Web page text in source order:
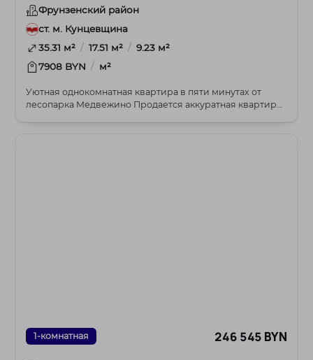
Фрунзенский район
ст. м. Кунцевщина
35.31 м² / 17.51 м² / 9.23 м²
7908 BYN / м²
Уютная однокомнатная квартира в пяти минутах от
лесопарка Медвежино Продается аккуратная квартира
1-комнатная 246 545 BYN